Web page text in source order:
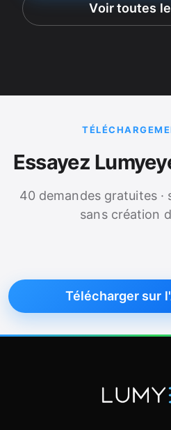
Voir toutes
Essayez
40 demandes gratuites ·
sans création
Télécharger sur